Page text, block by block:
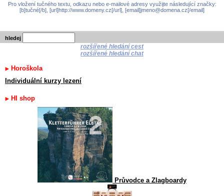
Pro vložení tučného textu, odkazu nebo e-mailové adresy využijte následující značky:
[b]tučné[/b], [url]http://www.domeny.cz[/url], [email]jmeno@domena.cz[/email]
hledej
rozšířené hledání cest
rozšířené hledání chat
Horoškola
Individuální kurzy lezení
HI shop
Průvodce a Zlagboardy